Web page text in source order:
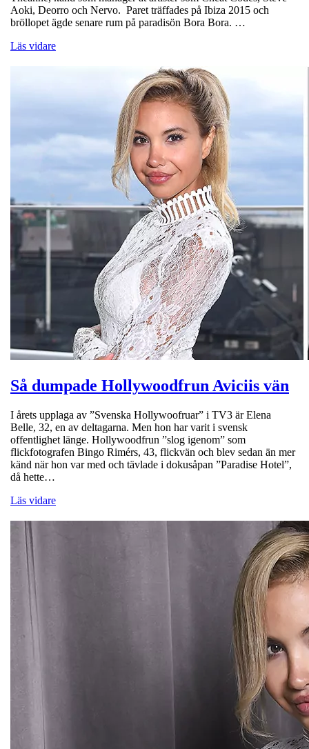
Aoki, Deorro och Nervo. Paret träffades på Ibiza 2015 och
bröllopet ägde senare rum på paradisön Bora Bora. …
Läs vidare
Så dumpade Hollywoodfrun Aviciis vän
I årets upplaga av ”Svenska Hollywoofruar” i TV3 är Elena
Belle, 32, en av deltagarna. Men hon har varit i svensk
offentlighet länge. Hollywoodfrun ”slog igenom” som
flickfotografen Bingo Rimérs, 43, flickvän och blev sedan än mer
känd när hon var med och tävlade i dokusåpan ”Paradise Hotel”,
då hette…
Läs vidare